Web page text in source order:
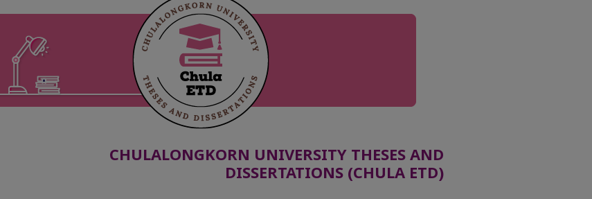
CHULALONGKORN UNIVERSITY THESES AND
DISSERTATIONS (CHULA ETD)